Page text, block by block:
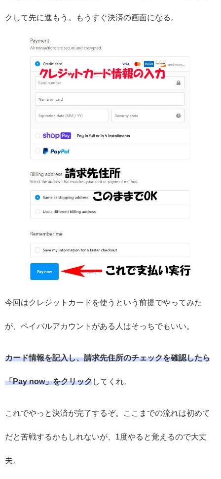
クして先に進もう。もうすぐ決済の画面になる。
今回はクレジットカードを使うという前提でやってみた
が、ペイパルアカウントがある人はそっちでもいい。
カード情報を記入し、請求先住所のチェックを確認したら
「Pay now」をクリックしてくれ。
これでやっと決済が完了するぞ。ここまでの流れは初めて
だと苦戦するかもしれないが、1度やると覚えるので大丈
夫。